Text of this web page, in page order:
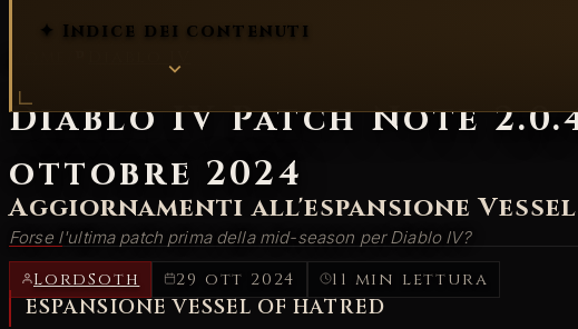
Diablo IV Patch Note
ottobre 2024
Forse l'ultima patch prima della mid-season per Diablo IV?
LordSoth 29 ott 2024 11 min lettura
✦ Indice dei contenuti
Aggiornamenti all'espansione
ESPANSIONE VESSEL OF HATRED